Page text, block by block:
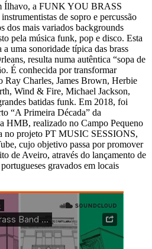
Ílhavo, a FUNK YOU BRASS
de sopro e percussão
dos mais variados backgrounds
pela música funk, pop e disco. Esta
uma sonoridade típica das brass
resulta numa autêntica “sopa de
É conhecida por transformar
Ray Charles, James Brown, Herbie
Wind & Fire, Michael Jackson,
batidas funk. Em 2018, foi
“A Primeira Década” da
HMB, realizado no Campo Pequeno
no projeto PT MUSIC SESSIONS,
cujo objetivo passa por promover
de Aveiro, através do lançamento de
gravados em locais